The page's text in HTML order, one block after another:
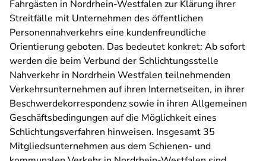
Fahrgästen in Nordrhein-Westfalen zur Klärung ihrer
Streitfälle mit Unternehmen des öffentlichen
Personennahverkehrs eine kundenfreundliche
Orientierung geboten. Das bedeutet konkret: Ab sofort
werden die beim Verbund der Schlichtungsstelle
Nahverkehr in Nordrhein Westfalen teilnehmenden
Verkehrsunternehmen auf ihren Internetseiten, in ihrer
Beschwerdekorrespondenz sowie in ihren Allgemeinen
Geschäftsbedingungen auf die Möglichkeit eines
Schlichtungsverfahren hinweisen. Insgesamt 35
Mitgliedsunternehmen aus dem Schienen- und